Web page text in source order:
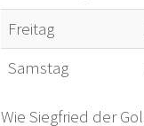
Freitag
Samstag
Wie Siegfried der